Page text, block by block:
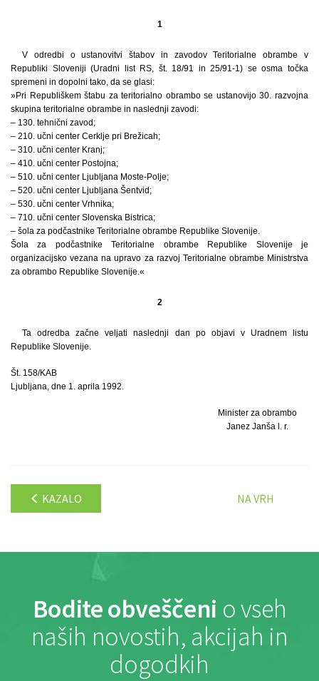
1
V odredbi o ustanovitvi štabov in zavodov Teritorialne obrambe v
Republiki Sloveniji (Uradni list RS, št. 18/91 in 25/91-1) se osma točka
spremeni in dopolni tako, da se glasi:
»Pri Republiškem štabu za teritorialno obrambo se ustanovijo 30. razvojna
skupina teritorialne obrambe in naslednji zavodi:
– 130. tehnični zavod;
– 210. učni center Cerklje pri Brežicah;
– 310. učni center Kranj;
– 410. učni center Postojna;
– 510. učni center Ljubljana Moste-Polje;
– 520. učni center Ljubljana Šentvid;
– 530. učni center Vrhnika;
– 710. učni center Slovenska Bistrica;
– šola za podčastnike Teritorialne obrambe Republike Slovenije.
Šola za podčastnike Teritorialne obrambe Republike Slovenije je
organizacijsko vezana na upravo za razvoj Teritorialne obrambe Ministrstva
za obrambo Republike Slovenije.«
2
Ta odredba začne veljati naslednji dan po objavi v Uradnem listu
Republike Slovenije.
Št. 158/KAB
Ljubljana, dne 1. aprila 1992.
Minister za obrambo
Janez Janša l. r.
KAZALO NA VRH
Bodite obveščeni o vseh
naših novostih, akcijah in
dogodkih